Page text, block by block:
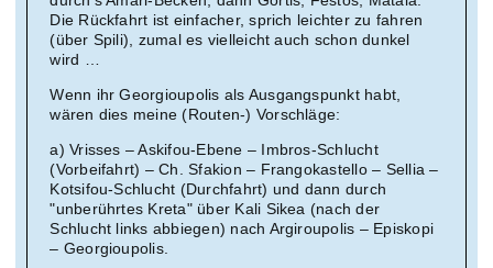
Die Rückfahrt ist einfacher, sprich leichter zu fahren
(über Spili), zumal es vielleicht auch schon dunkel
wird …
Wenn ihr Georgioupolis als Ausgangspunkt habt,
wären dies meine (Routen-) Vorschläge:
a) Vrisses – Askifou-Ebene – Imbros-Schlucht
(Vorbeifahrt) – Ch. Sfakion – Frangokastello – Sellia –
Kotsifou-Schlucht (Durchfahrt) und dann durch
"unberührtes Kreta" über Kali Sikea (nach der
Schlucht links abbiegen) nach Argiroupolis – Episkopi
– Georgioupolis.